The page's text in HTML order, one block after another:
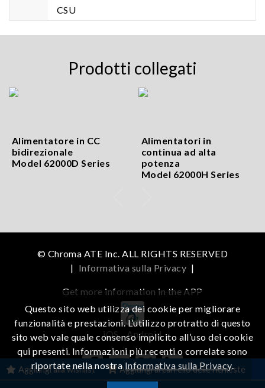
CSU
Prodotti collegati
Alimentatore in CC
bidirezionale
Model 62000D Series
Alimentatori in
continua ad alta
potenza
Model 62000H Series
Aggiungi alla wishlist Aggiungi al carrello delle richieste
© Chroma ATE Inc. ALL RIGHTS RESERVED
| Informativa sulla Privacy |
Get more information in the APP
iOS Android
Questo sito web utilizza dei cookie per migliorare
funzionalità e prestazioni. L’utilizzo protratto di questo
sito web vale quale consenso implicito all’uso dei cookie
qui presenti. Informazioni più recenti o correlate sono
riportate nella nostraInformativa sulla Privacy.